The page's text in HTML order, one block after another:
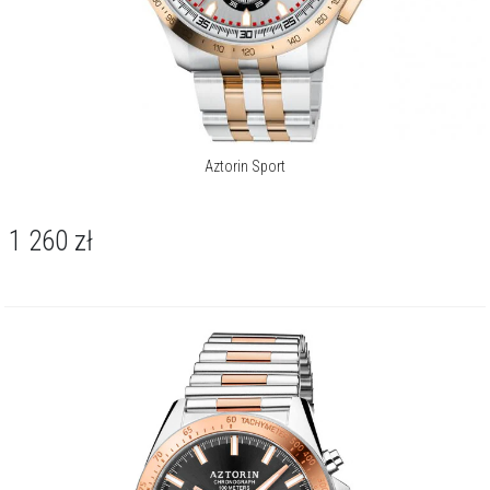
Aztorin Sport
1 260 zł